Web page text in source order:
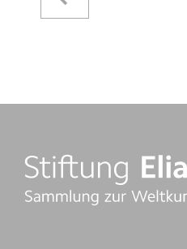
Sammlungsobjekte
Raimer Jochims
Bilder
Papierarbeiten